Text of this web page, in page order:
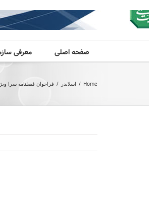
صفحه اصلی معرفی
Home
/ اسلایدر / فراخوان فصلنامه سرا